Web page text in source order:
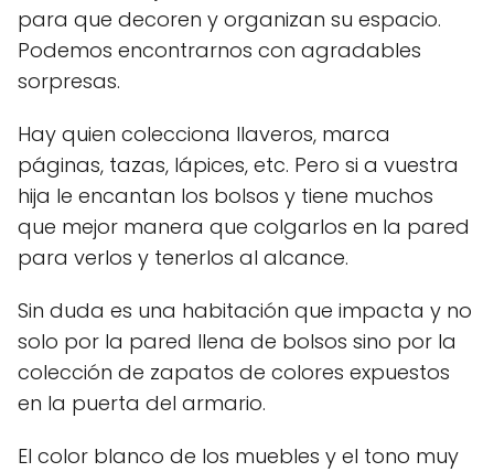
para que decoren y organizan su espacio.
Podemos encontrarnos con agradables
sorpresas.
Hay quien colecciona llaveros, marca
páginas, tazas, lápices, etc. Pero si a vuestra
hija le encantan los bolsos y tiene muchos
que mejor manera que colgarlos en la pared
para verlos y tenerlos al alcance.
Sin duda es una habitación que impacta y no
solo por la pared llena de bolsos sino por la
colección de zapatos de colores expuestos
en la puerta del armario.
El color blanco de los muebles y el tono muy